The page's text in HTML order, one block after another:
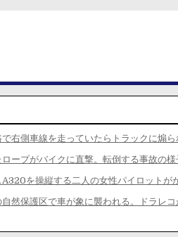
で右側車線を走っていたらトラックに煽
ープがバイクに直撃。転倒する事故の様
A320を操縦する二人の女性パイロットが
然保護区で車が象に襲われる。ドラレコ